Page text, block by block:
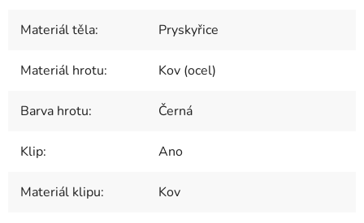
Materiál těla: Pryskyřice
Materiál hrotu: Kov (ocel)
Barva hrotu: Černá
Klip: Ano
Materiál klipu: Kov